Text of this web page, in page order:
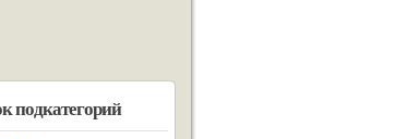
подкатегорий